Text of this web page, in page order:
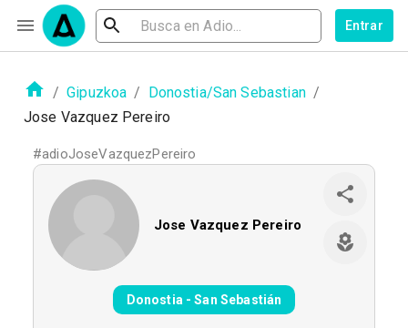
Entrar
/ Gipuzkoa / Donostia/San Sebastian /
Jose Vazquez Pereiro
#adioJoseVazquezPereiro
Jose Vazquez Pereiro
Donostia - San Sebastián